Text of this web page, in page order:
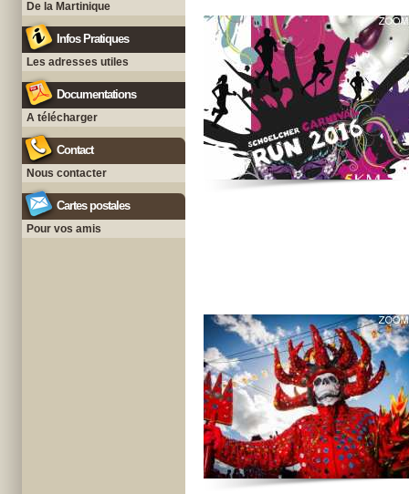
De la Martinique
Infos Pratiques
Les adresses utiles
Documentations
A télécharger
Contact
Nous contacter
Cartes postales
Pour vos amis